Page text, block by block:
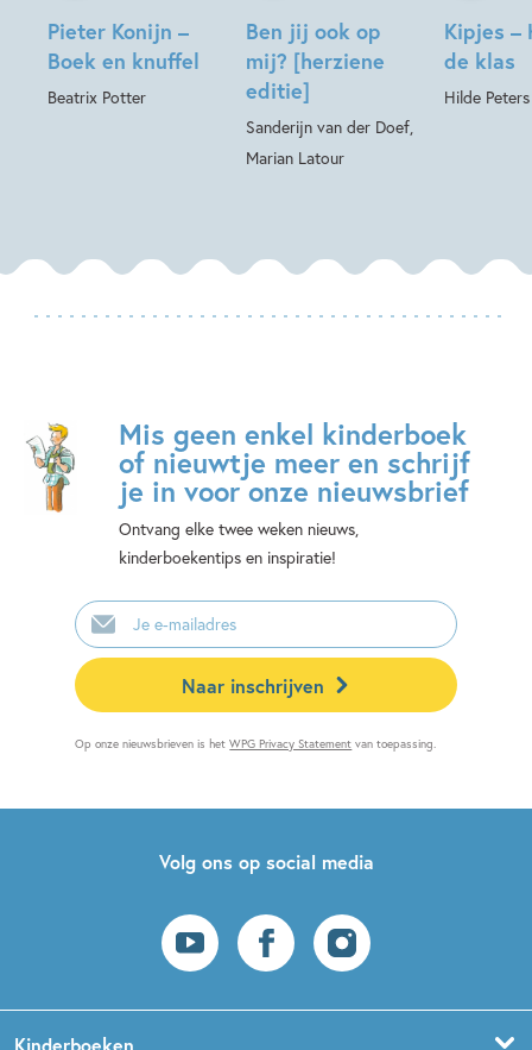
Pieter Konijn –
Boek en knuffel
Beatrix Potter
Ben jij ook op
mij? [herziene
editie]
Sanderijn van der Doef,
Marian Latour
Kipjes –
de klas
Hilde Peters
Mis geen enkel kinderboek
of nieuwtje meer en schrijf
je in voor onze nieuwsbrief
Ontvang elke twee weken nieuws,
kinderboekentips en inspiratie!
E-
mailadres
Naar inschrijven
Op onze nieuwsbrieven is hetWPG Privacy Statement van toepassing.
Volg ons op social media
Kinderboeken